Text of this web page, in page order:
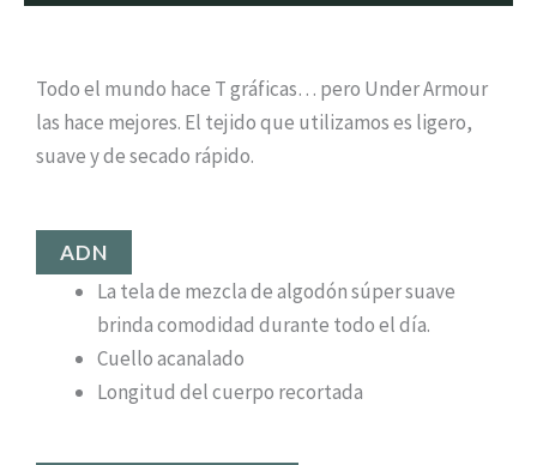
Todo el mundo hace T gráficas… pero Under Armour
las hace mejores. El tejido que utilizamos es ligero,
suave y de secado rápido.
ADN
La tela de mezcla de algodón súper suave
brinda comodidad durante todo el día.
Cuello acanalado
Longitud del cuerpo recortada